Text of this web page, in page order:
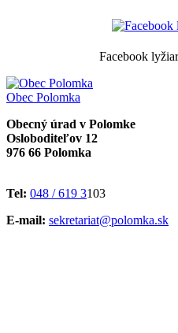
Facebook
Obec Polomka
Obecný úrad v Polomke
Osloboditeľov 12
976 66 Polomka
Tel: 048 / 619 3103
E-mail: sekretariat@polomka.sk